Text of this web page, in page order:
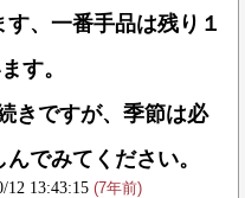
、一番手品は残り１
す。
きですが、季節は必
でみてください。
12 13:43:15 (7年前)